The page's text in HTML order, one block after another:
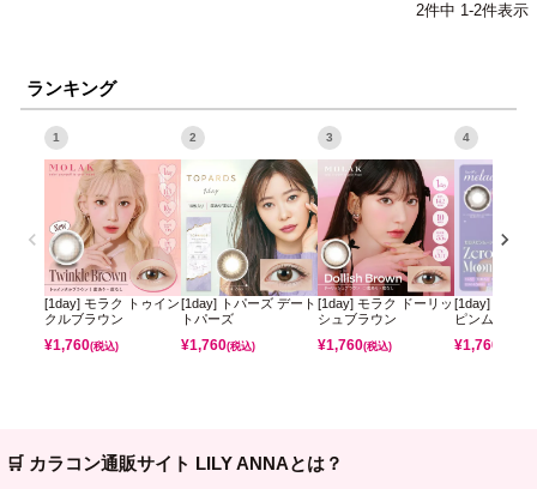
2件中 1-2件表示
ランキング
1
[1day] モラク トゥイン
クルブラウン
¥1,760(税込)
2
[1day] トパーズ デート
トパーズ
¥1,760(税込)
3
[1day] モラク ドーリッ
シュブラウン
¥1,760(税込)
4
[1day] ミレデ
ピンムーン
¥1,760
🛒 カラコン通販サイト LILY ANNAとは？